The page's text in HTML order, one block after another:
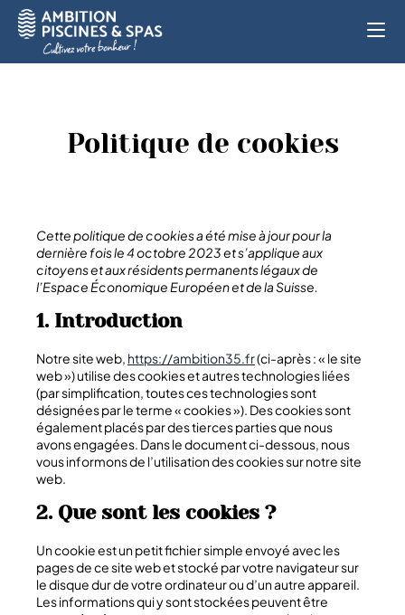
Accueil»Politique de cookies (UE)
Politique de cookies
Cette politique de cookies a été mise à jour pour la
dernière fois le 4 octobre 2023 et s’applique aux
citoyens et aux résidents permanents légaux de
l’Espace Économique Européen et de la Suisse.
1. Introduction
Notre site web, https://ambition35.fr(ci-après : « le site
web ») utilise des cookies et autres technologies liées
(par simplification, toutes ces technologies sont
désignées par le terme « cookies »). Des cookies sont
également placés par des tierces parties que nous
avons engagées. Dans le document ci-dessous, nous
vous informons de l’utilisation des cookies sur notre site
web.
2. Que sont les cookies ?
Un cookie est un petit fichier simple envoyé avec les
pages de ce site web et stocké par votre navigateur sur
le disque dur de votre ordinateur ou d’un autre appareil.
Les informations qui y sont stockées peuvent être